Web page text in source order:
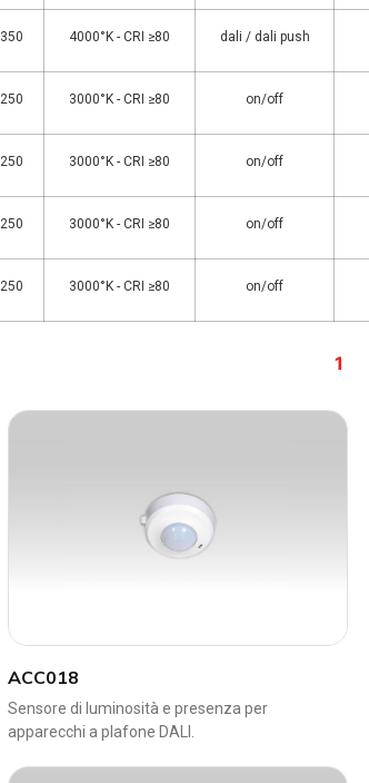
350 4000°K - CRI ≥80 dali / dali push
250 3000°K - CRI ≥80 on/off
250 3000°K - CRI ≥80 on/off
250 3000°K - CRI ≥80 on/off
250 3000°K - CRI ≥80 on/off
1
ACC018
Sensore di luminosità e presenza per
apparecchi a plafone DALI.